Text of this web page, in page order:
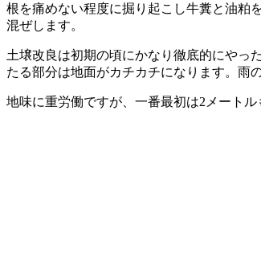
根を痛めない程度に掘り起こし牛糞と油粕
混ぜします。
土壌改良は初期の頃にかなり徹底的にやっ
たる部分は地面がカチカチになります。雨
地味に重労働ですが、一番最初は2メート